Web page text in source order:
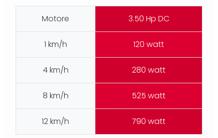
Motore 3.50 Hp DC
1 km/h 120 watt
4 km/h 280 watt
8 km/h 525 watt
12 km/h 790 watt